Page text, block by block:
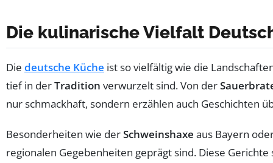
Die kulinarische Vielfalt
Die deutsche Küche ist so vielfältig wie die
tief in derTradition verwurzelt sind. Von der
nur schmackhaft, sondern erzählen auch Geschichten
Besonderheiten wie derSchweinshaxe aus Bayern
regionalen Gegebenheiten geprägt sind. Diese